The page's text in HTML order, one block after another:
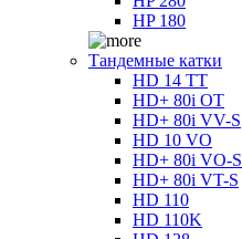
HP 180
Тандемные катки
HD 14 TT
HD+ 80i OT
HD+ 80i VV-S
HD 10 VO
HD+ 80i VO-S
HD+ 80i VT-S
HD 110
HD 110K